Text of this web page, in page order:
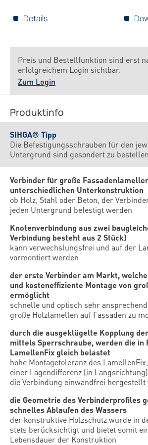
Details
Preis und Bestellfunktion sind erst
erfolgreichem Login sichtbar.
Zum Login
Produktinfo
SIHGA® Tipp
Die Befestigungsschrauben für den
Untergrund sind gesondert zu
Verbinder für große
unterschiedlichen Unterkonstruktion
ob Holz, Stahl oder Beton, der
jeden Untergrund befestigt werden
Knotenverbindung aus zwei
Verbindung besteht aus 2 Stück)
kann verwechslungsfrei und auf der
vormontiert werden
der erste Verbinder am Markt,
und kosteneffiziente Montage von
ermöglicht
schnelle und optisch sehr
große Holzlamellen auf Fassaden zu
durch die ausgeklügelte Kopplung
mittels Sperrschraube, werden die in
LamellenFix gleich belastet
hohe Montagetoleranz des
einer Lagendifferenz (in
die Verbindung einwandfrei hergestellt
die Geometrie des Verbinderprofiles
schnelles Ablaufen des Wassers
der konstruktive Holzschutz wurde in
stets berücksichtigt und bietet somit
Lebensdauer der Konstruktion